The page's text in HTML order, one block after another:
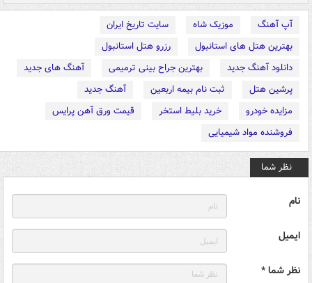
آپ آهنگ موزیک شاه
سایت تاریخ ایران
بهترین هتل های استانبول
رزرو هتل استانبول
دانلود آهنگ جدید
بهترین جراح بینی ترمیمی
آهنگ های جدید
پرشین هتل
ثبت نام بیمه اربعین
آهنگ جدید
مزایده خودرو
خرید بلیط استخر
قیمت ورق آهن پرایس
فروشنده مواد شیمیایی
نظر شما
نام
ایمیل
نظر شما *